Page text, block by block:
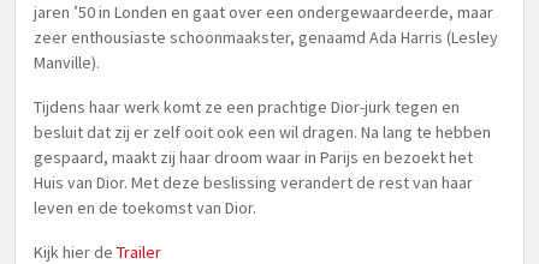
jaren ’50 in Londen en gaat over een ondergewaardeerde, maar
zeer enthousiaste schoonmaakster, genaamd Ada Harris (Lesley
Manville).
Tijdens haar werk komt ze een prachtige Dior-jurk tegen en
besluit dat zij er zelf ooit ook een wil dragen. Na lang te hebben
gespaard, maakt zij haar droom waar in Parijs en bezoekt het
Huis van Dior. Met deze beslissing verandert de rest van haar
leven en de toekomst van Dior.
Kijk hier de Trailer